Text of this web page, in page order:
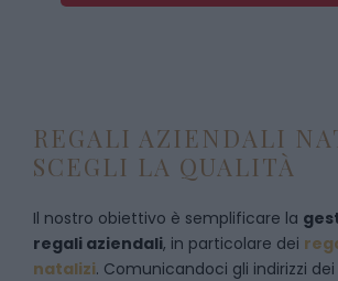
REGALI AZIENDALI
SCEGLI LA QUALITÀ
Il nostro obiettivo è semplificare la
regali aziendali, in particolare dei
natalizi. Comunicandoci gli indirizzi